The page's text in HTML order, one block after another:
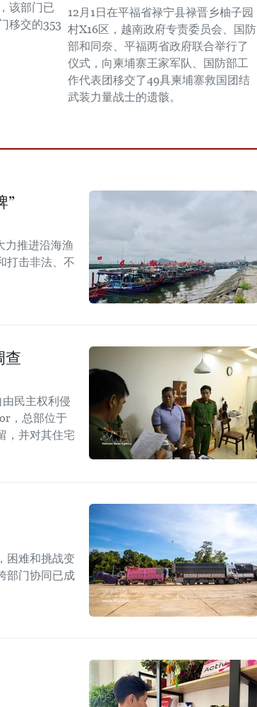
该部门已
移交的353
12月1日在平福省禄宁县禄晋乡柚子园
村X16区，越南政府专责委员会、国防
部和同奈、平福两省政府联合举行了
仪式，向柬埔寨王家军队、国防部工
作代表团移交了49具柬埔寨救国团结
武装力量战士的遗骸。
”
力推进沿海渔
打击非法、不
查
民主权利侵
，总部位于
，并对其住宅
困难和挑战变
部门协同已成